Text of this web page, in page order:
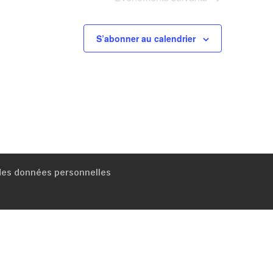
S’abonner au calendrier
données personnelles